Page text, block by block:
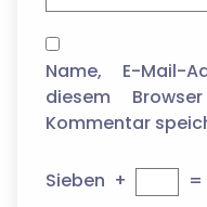
Name, E-Mail-
diesem
Kommentar
Sieben + =